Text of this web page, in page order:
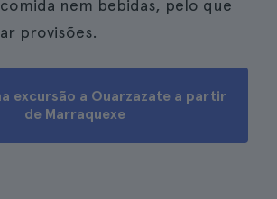
nem bebidas, pelo que
provisões.
excursão a Ouarzazate a partir
de Marraquexe